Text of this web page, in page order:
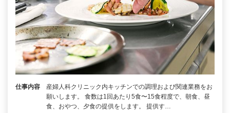
仕事内容
産婦人科クリニック内キッチンでの調理および関連業務をお
願いします。 食数は1回あたり5食〜15食程度で、朝食、昼
食、おやつ、夕食の提供をします。 提供す…